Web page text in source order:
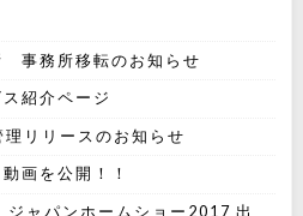
事務所移転のお知らせ
紹介ページ
リリースのお知らせ
動画を公開！！
ジャパンホームショー2017 出